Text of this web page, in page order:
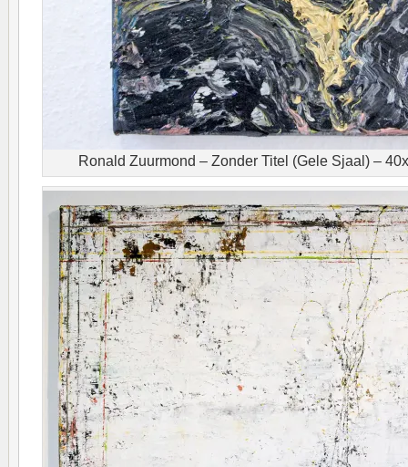
Ronald Zuurmond – Zonder Titel (Gele Sjaal) –